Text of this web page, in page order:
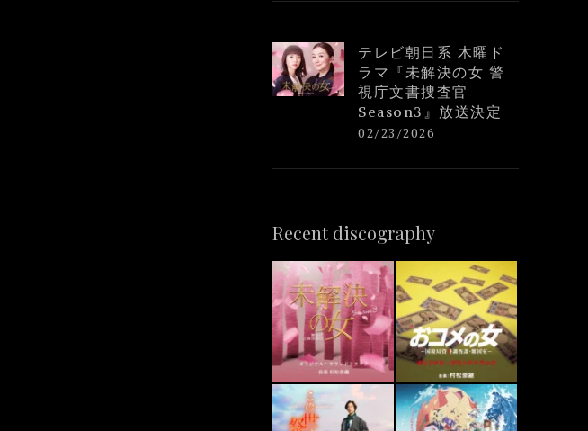
テレビ朝日系 木曜ド
ラマ『未解決の女 警
視庁文書捜査官
Season3』放送決定
02/23/2026
Recent discography